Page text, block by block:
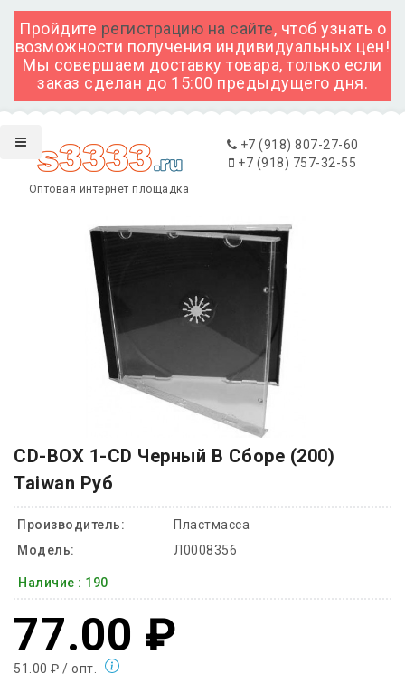
Пройдите регистрацию на сайте, чтоб узнать о
возможности получения индивидуальных цен!
Мы совершаем доставку товара, только если
заказ сделан до 15:00 предыдущего дня.
Оптовая интернет площадка
+7 (918) 807-27-60
+7 (918) 757-32-55
CD-BOX 1-CD Черный В Сборе (200)
Taiwan Руб
Производитель:
Пластмасса
Модель:
Л0008356
Наличие : 190
77.00 ₽
51.00 ₽ / опт.